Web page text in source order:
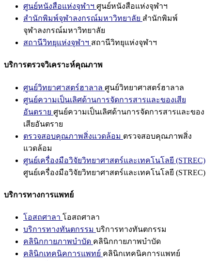
ศูนย์หนังสือแห่งจุฬาฯ ศูนย์หนังสือแห่งจุฬาฯ
สำนักพิมพ์จุฬาลงกรณ์มหาวิทยาลัย สำนักพิมพ์
จุฬาลงกรณ์มหาวิทยาลัย
สถานีวิทยุแห่งจุฬาฯ สถานีวิทยุแห่งจุฬาฯ
บริการตรวจวิเคราะห์คุณภาพ
ศูนย์วิทยาศาสตร์ฮาลาล ศูนย์วิทยาศาสตร์ฮาลาล
ศูนย์ความเป็นเลิศด้านการจัดการสารและของเสีย
อันตราย ศูนย์ความเป็นเลิศด้านการจัดการสารและของ
เสียอันตราย
ตรวจสอบคุณภาพสิ่งแวดล้อม ตรวจสอบคุณภาพสิ่ง
แวดล้อม
ศูนย์เครื่องมือวิจัยวิทยาศาสตร์และเทคโนโลยี (STREC)
ศูนย์เครื่องมือวิจัยวิทยาศาสตร์และเทคโนโลยี (STREC)
บริการทางการแพทย์
โอสถศาลา โอสถศาลา
บริการทางทันตกรรม บริการทางทันตกรรม
คลินิกกายภาพบำบัด คลินิกกายภาพบำบัด
คลินิกเทคนิคการแพทย์ คลินิกเทคนิคการแพทย์